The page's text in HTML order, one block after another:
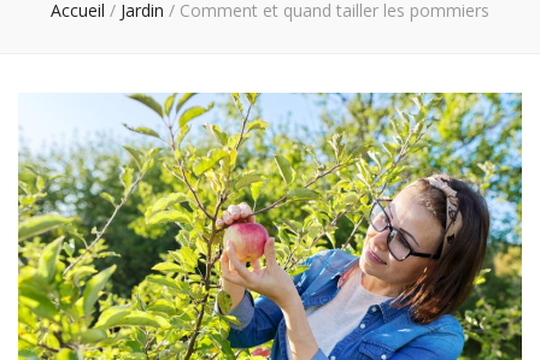
Accueil / Jardin / Comment et quand tailler les pommiers